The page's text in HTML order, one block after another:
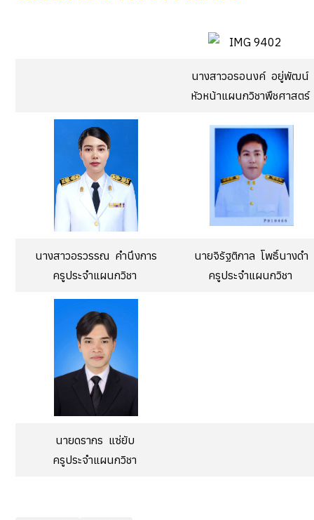
นางสาวอรอนงค์ อยู่พัฒน์
หัวหน้าแผนกวิชาพืชศาสตร์
นางสาวอรวรรณ คำนึงการ
ครูประจำแผนกวิชา
นายจิรัฐติกาล โพธิ์นางดำ
ครูประจำแผนกวิชา
นายดรากร แซ่ยับ
ครูประจำแผนกวิชา